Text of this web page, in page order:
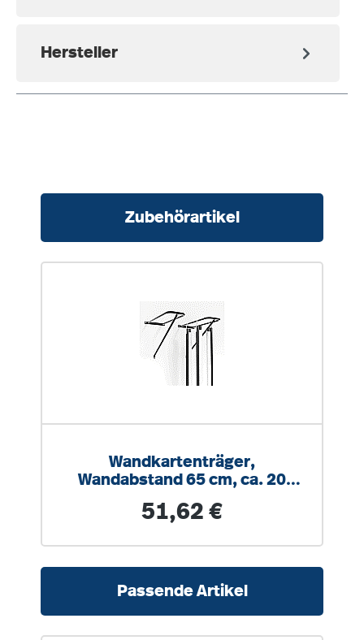
Hersteller
Zubehörartikel
Wandkartenträger,
Wandabstand 65 cm, ca. 20
Regulärer Preis:
51,62 €
Passende Artikel